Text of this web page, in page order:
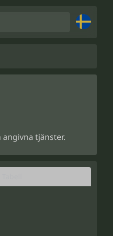
Sök
angivna tjänster.